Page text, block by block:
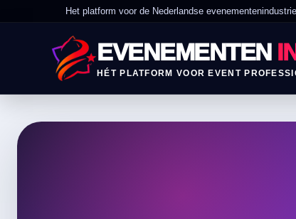
Het platform voor de Nederlandse evenementenindustrie
EVENEMENTEN
HÉT PLATFORM VOOR EVENT